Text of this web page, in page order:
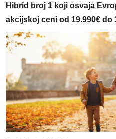
Hibrid broj 1 koji osvaja
akcijskoj ceni od 19.990€ do